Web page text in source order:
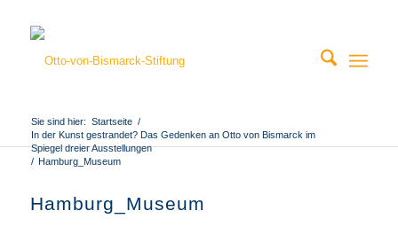
Sie sind hier: Startseite /
In der Kunst gestrandet? Das Gedenken an Otto von Bismarck im
Spiegel dreier Ausstellungen
/ Hamburg_Museum
Hamburg_Museum